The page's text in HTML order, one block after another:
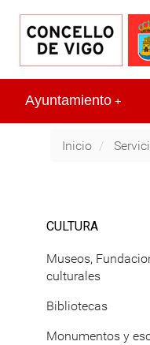
+
Ayuntamiento
Inicio
CULTURA
Museos,
culturales
Bibliotecas
Monumentos y